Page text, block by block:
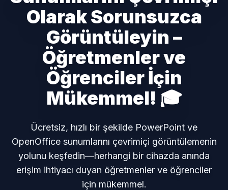
Olarak Sorunsuzca
Görüntüleyin –
Öğretmenler ve
Öğrenciler İçin
Mükemmel! 🎓
Ücretsiz, hızlı bir şekilde PowerPoint ve
OpenOffice sunumlarını çevrimiçi görüntülemenin
yolunu keşfedin—herhangi bir cihazda anında
erişim ihtiyacı duyan öğretmenler ve öğrenciler
için mükemmel.